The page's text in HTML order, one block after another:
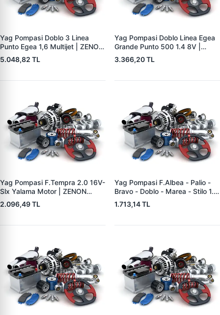
Yag Pompasi Doblo 3 Linea
Punto Egea 1,6 Multijet | ZENON
FI9011 | OEM 55207179
46341018
5.048,82 TL
Yag Pompasi Doblo Linea Egea
Grande Punto 500 1.4 8V |
ZENON FI9008 | OEM
55195304 55269961
3.366,20 TL
Yag Pompasi F.Tempra 2.0 16V-
Slx Yalama Motor | ZENON
FI9001 | OEM 7717398
2.096,49 TL
Yag Pompasi F.Albea - Palio -
Bravo - Doblo - Marea - Stilo 1.6
16V | ZENON FI9002 | OEM
46772183
1.713,14 TL